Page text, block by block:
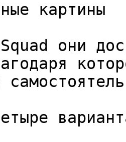
картины
они